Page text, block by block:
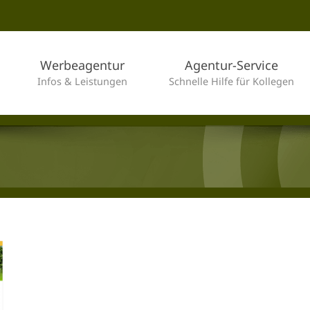
Werbeagentur
Infos & Leistungen
Agentur-Service
Schnelle Hilfe für Kollegen